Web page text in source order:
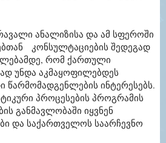
ანალიზისა და ამ სფეროში
კონსულტაციების შედეგად
რომ ქართული
უნდა აკმაყოფილებდეს
წარმომადგენლების ინტერესებს.
პროცესების პროგრამის
განმავლობაში იყვნენ
და საქართველოს საარჩევნო